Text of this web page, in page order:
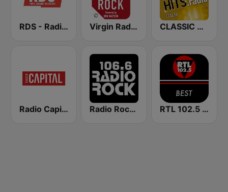
RDS - Radio Dimensione Suono Virgin Radio Classic Rock CLASSIC HITS anni 70 80 90
Radio Capital Radio Rock 106.6 RTL 102.5 - Best